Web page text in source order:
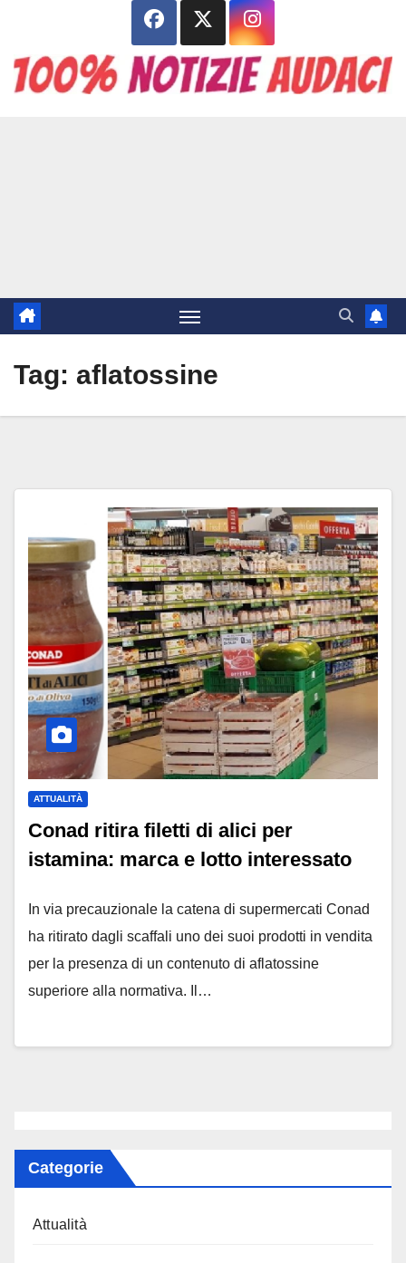
contenuto
Tag: aflatossine
ATTUALITÀ
Conad ritira filetti di alici per
istamina: marca e lotto interessato
In via precauzionale la catena di supermercati Conad
ha ritirato dagli scaffali uno dei suoi prodotti in vendita
per la presenza di un contenuto di aflatossine
superiore alla normativa. Il…
Categorie
Attualità